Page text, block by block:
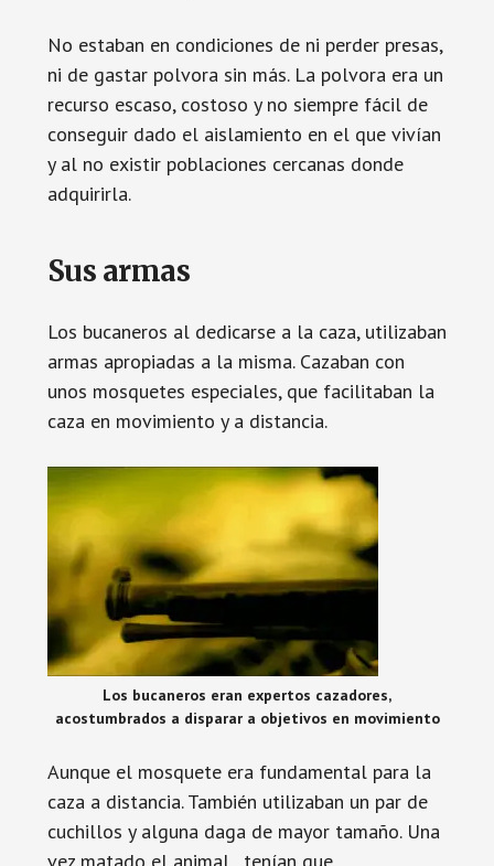
No estaban en condiciones de ni perder presas,
ni de gastar polvora sin más. La polvora era un
recurso escaso, costoso y no siempre fácil de
conseguir dado el aislamiento en el que vivían
y al no existir poblaciones cercanas donde
adquirirla.
Sus armas
Los bucaneros al dedicarse a la caza, utilizaban
armas apropiadas a la misma. Cazaban con
unos mosquetes especiales, que facilitaban la
caza en movimiento y a distancia.
Los bucaneros eran expertos cazadores,
acostumbrados a disparar a objetivos en movimiento
Aunque el mosquete era fundamental para la
caza a distancia. También utilizaban un par de
cuchillos y alguna daga de mayor tamaño. Una